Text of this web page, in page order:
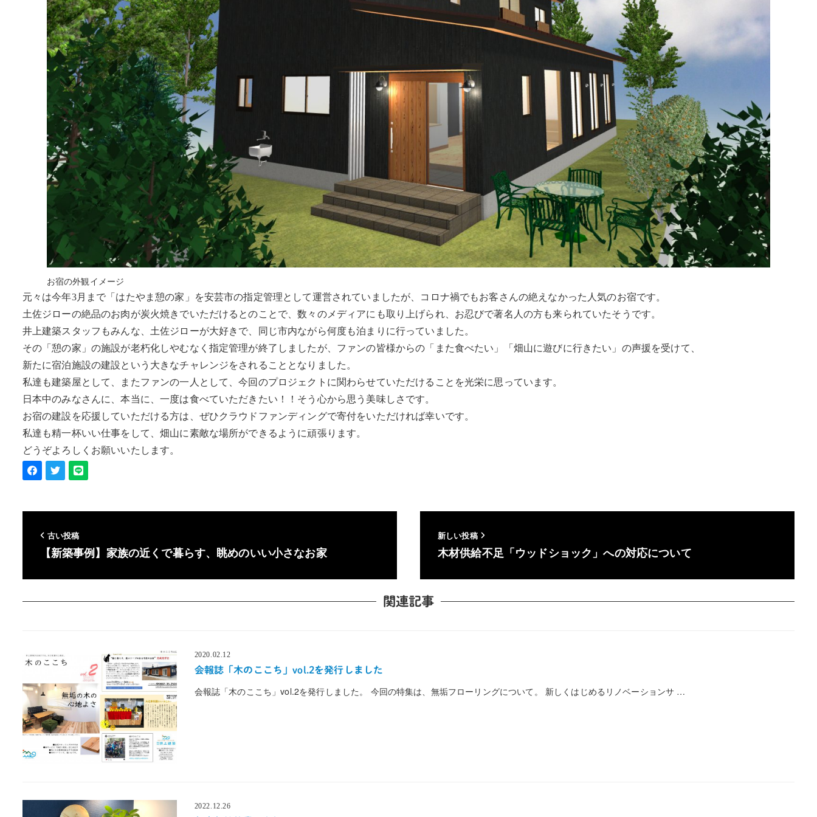
お宿の外観イメージ
元々は今年3月まで「はたやま憩の家」を安芸市の指定管理として運営されていましたが、コロナ禍でもお客さんの絶えなかった人気のお宿です。
土佐ジローの絶品のお肉が炭火焼きでいただけるとのことで、数々のメディアにも取り上げられ、お忍びで著名人の方も来られていたそうです。
井上建築スタッフもみんな、土佐ジローが大好きで、同じ市内ながら何度も泊まりに行っていました。
その「憩の家」の施設が老朽化しやむなく指定管理が終了しましたが、ファンの皆様からの「また食べたい」「畑山に遊びに行きたい」の声援を受けて、
新たに宿泊施設の建設という大きなチャレンジをされることとなりました。
私達も建築屋として、またファンの一人として、今回のプロジェクトに関わらせていただけることを光栄に思っています。
日本中のみなさんに、本当に、一度は食べていただきたい！！そう心から思う美味しさです。
お宿の建設を応援していただける方は、ぜひクラウドファンディングで寄付をいただければ幸いです。
私達も精一杯いい仕事をして、畑山に素敵な場所ができるように頑張ります。
どうぞよろしくお願いいたします。
古い投稿
【新築事例】家族の近くで暮らす、眺めのいい小さなお家
新しい投稿
木材供給不足「ウッドショック」への対応について
関連記事
会報誌「木のここち」vol.2を発行しました
会報誌「木のここち」vol.2を発行しました。 今回の特集は、無垢フローリングについて。 新しくはじめるリノベーションサ …
投稿日
2020.02.12
2022.12.26